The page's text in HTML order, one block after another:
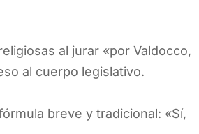
al jurar «por Valdocco,
al cuerpo legislativo.
breve y tradicional: «Sí,